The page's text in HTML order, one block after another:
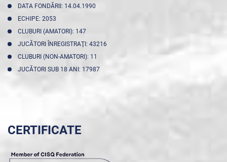
DATA FONDĂRII: 14.04.1990
ECHIPE: 2053
CLUBURI (AMATORI): 147
JUCĂTORI ÎNREGISTRAŢI: 43216
CLUBURI (NON-AMATORI): 11
JUCĂTORI SUB 18 ANI: 17987
CERTIFICATE